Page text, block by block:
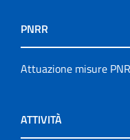
PNRR
Attuazione misure
ATTIVITÀ